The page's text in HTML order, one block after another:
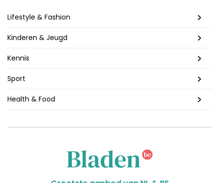
Lifestyle & Fashion
Kinderen & Jeugd
Kennis
Sport
Health & Food